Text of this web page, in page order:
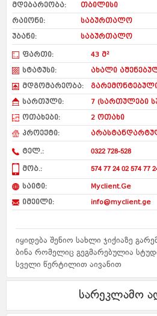
მდებარეობა:
თბილისი
რაიონი:
საბურთალო
უბანი:
საბურთალო
ფართი:
43 მ²
სტატუსი:
ახალი
მდგომარეობა:
სართული:
7 (სართულები
ოთახები:
2 ოთახი
პროექტი:
ტელ.: 0322 728-528
მობ.: 574 77 24 02 574 77
საიტი:
Myclient.Ge
იმეილი:
info@myclient.ge
იყიდება შენიო სახლი ჯიქიაზე
ბინა რომელიც გეგმარებულია
სველი წერტილით აივანით
სარეკლამო